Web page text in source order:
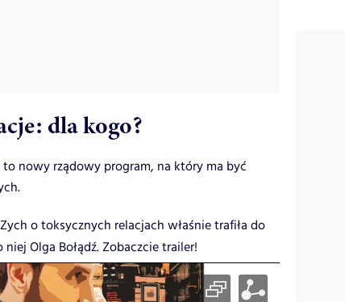
dla kogo?
to nowy rządowy program, na który ma być
o toksycznych relacjach właśnie trafiła do
niej Olga Bołądź. Zobaczcie trailer!